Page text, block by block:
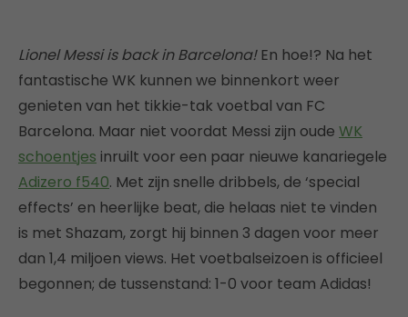
Lionel Messi is back in Barcelona!En hoe!? Na het
fantastische WK kunnen we binnenkort weer
genieten van het tikkie-tak voetbal van FC
Barcelona. Maar niet voordat Messi zijn oude WK
schoentjes inruilt voor een paar nieuwe kanariegele
Adizero f540. Met zijn snelle dribbels, de ‘special
effects’ en heerlijke beat, die helaas niet te vinden
is met Shazam, zorgt hij binnen 3 dagen voor meer
dan 1,4 miljoen views. Het voetbalseizoen is officieel
begonnen; de tussenstand: 1-0 voor team Adidas!